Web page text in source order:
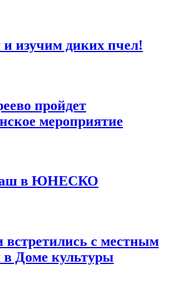
изучим диких пчел!
пройдет
мероприятие
в ЮНЕСКО
встретились с местным
в Доме культуры